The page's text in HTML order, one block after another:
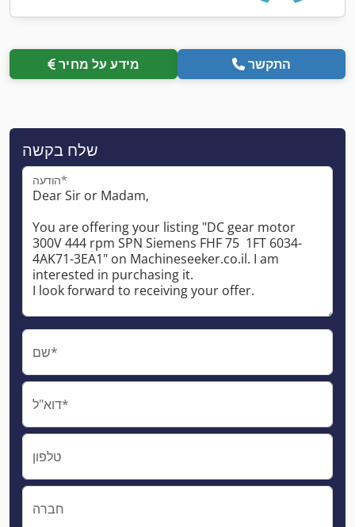
מידע על מחיר התקשר
שלח בקשה
הודעה*
שם*
דוא"ל*
טלפון
חברה